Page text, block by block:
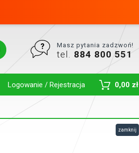
Masz pytania zadzwoń!
tel. 884 800 551
Logowanie / Rejestracja 0,00 zł
zamknij